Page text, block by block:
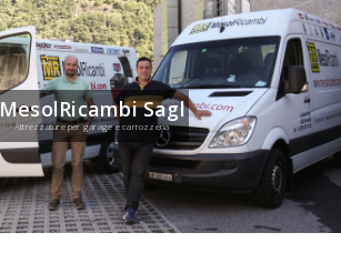
MesolRicambi Sagl
Attrezzature per garage e carrozzeria